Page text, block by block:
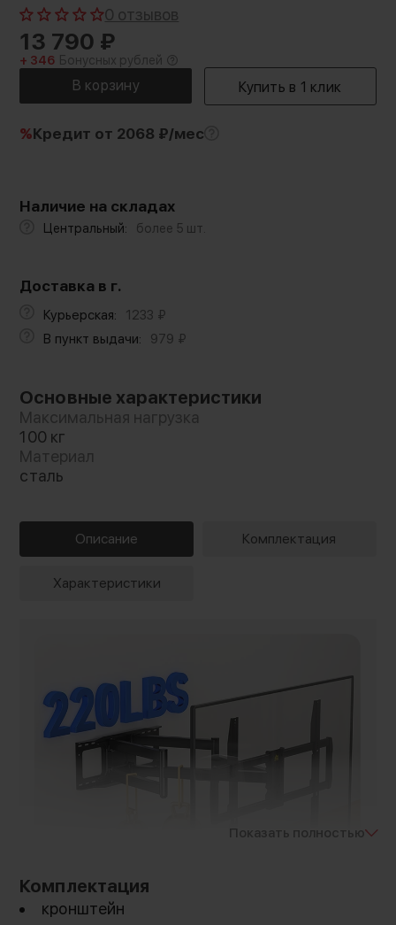
0 отзывов
13 790 ₽
+ 346 Бонусных рублей
%Кредит от 2068 ₽/мес
Наличие на складах
Центральный: более 5 шт.
Доставка в г.
Курьерская: 1233 ₽
В пункт выдачи:
979 ₽
Основные характеристики
Максимальная нагрузка
100 кг
Материал
сталь
Описание Комплектация
Характеристики
Показать полностью
Комплектация
кронштейн